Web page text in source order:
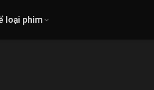
loại phim